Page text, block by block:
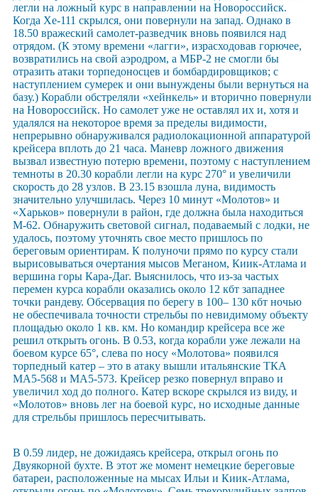
легли на ложный курс в направлении на Новороссийск.
Когда Хе-111 скрылся, они повернули на запад. Однако в
18.50 вражеский самолет-разведчик вновь появился над
отрядом. (К этому времени «лагги», израсходовав горючее,
возвратились на свой аэродром, а МБР-2 не смогли бы
отразить атаки торпедоносцев и бомбардировщиков; с
наступлением сумерек и они вынуждены были вернуться на
базу.) Корабли обстреляли «хейнкель» и вторично повернули
на Новороссийск. Но самолет уже не оставлял их и, хотя и
удалялся на некоторое время за пределы видимости,
непрерывно обнаруживался радиолокационной аппаратурой
крейсера вплоть до 21 часа. Маневр ложного движения
вызвал известную потерю времени, поэтому с наступлением
темноты в 20.30 корабли легли на курс 270° и увеличили
скорость до 28 узлов. В 23.15 взошла луна, видимость
значительно улучшилась. Через 10 минут «Молотов» и
«Харьков» повернули в район, где должна была находиться
М-62. Обнаружить световой сигнал, подаваемый с лодки, не
удалось, поэтому уточнять свое место пришлось по
береговым ориентирам. К полуночи прямо по курсу стали
вырисовываться очертания мысов Меганом, Киик-Атлама и
вершина горы Кара-Даг. Выяснилось, что из-за частых
перемен курса корабли оказались около 12 кбт западнее
точки рандеву. Обсервация по берегу в 100– 130 кбт ночью
не обеспечивала точности стрельбы по невидимому объекту
площадью около 1 кв. км. Но командир крейсера все же
решил открыть огонь. В 0.53, когда корабли уже лежали на
боевом курсе 65°, слева по носу «Молотова» появился
торпедный катер – это в атаку вышли итальянские ТКА
МА5-568 и МА5-573. Крейсер резко повернул вправо и
увеличил ход до полного. Катер вскоре скрылся из виду, и
«Молотов» вновь лег на боевой курс, но исходные данные
для стрельбы пришлось пересчитывать.
В 0.59 лидер, не дожидаясь крейсера, открыл огонь по
Двуякорной бухте. В этот же момент немецкие береговые
батареи, расположенные на мысах Ильи и Киик-Атлама,